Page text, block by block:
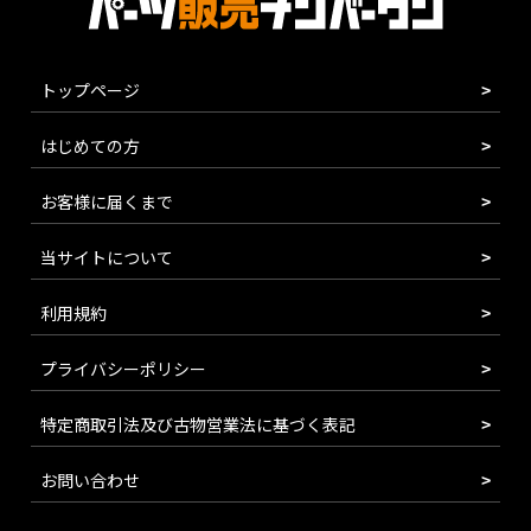
トップページ
はじめての方
お客様に届くまで
当サイトについて
利用規約
プライバシーポリシー
特定商取引法及び古物営業法に基づく表記
お問い合わせ